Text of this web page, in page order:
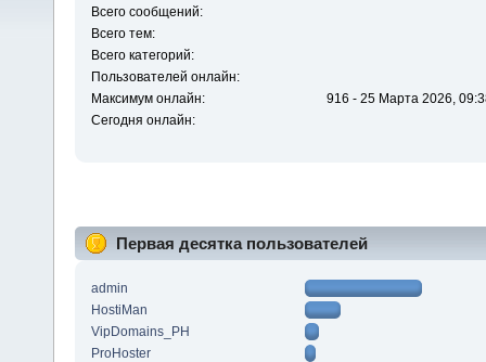
Всего сообщений:
Всего тем:
Всего категорий:
Пользователей онлайн:
Максимум онлайн:
916 - 25 Марта 2026,
Сегодня онлайн:
Первая десятка пользователей
admin
HostiMan
VipDomains_PH
ProHoster